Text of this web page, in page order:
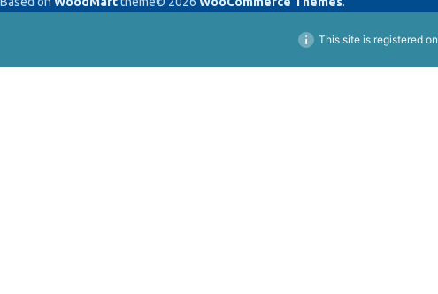
This site is registered on